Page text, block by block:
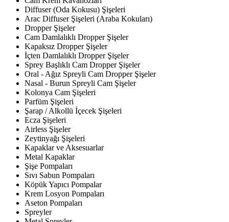
Diffuser (Oda Kokusu) Şişeleri
Arac Diffuser Şişeleri (Araba Kokuları)
Dropper Şişeler
Cam Damlalıklı Dropper Şişeler
Kapaksız Dropper Şişeler
İçten Damlalıklı Dropper Şişeler
Sprey Başlıklı Cam Dropper Şişeler
Oral - Ağız Spreyli Cam Dropper Şişeler
Nasal - Burun Spreyli Cam Şişeler
Kolonya Cam Şişeleri
Parfüm Şişeleri
Şarap / Alkollü İçecek Şişeleri
Ecza Şişeleri
Airless Şişeler
Zeytinyağı Şişeleri
Kapaklar ve Aksesuarlar
Metal Kapaklar
Şişe Pompaları
Sıvı Sabun Pompaları
Köpük Yapıcı Pompalar
Krem Losyon Pompaları
Aseton Pompaları
Spreyler